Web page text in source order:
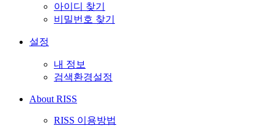
아이디 찾기
비밀번호 찾기
설정
내 정보
검색환경설정
About RISS
RISS 이용방법